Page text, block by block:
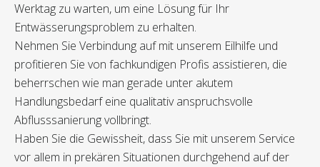
Werktag zu warten, um eine Lösung für Ihr
Entwässerungsproblem zu erhalten.
Nehmen Sie Verbindung auf mit unserem Eilhilfe und
profitieren Sie von fachkundigen Profis assistieren, die
beherrschen wie man gerade unter akutem
Handlungsbedarf eine qualitativ anspruchsvolle
Abflusssanierung vollbringt.
Haben Sie die Gewissheit, dass Sie mit unserem Service
vor allem in prekären Situationen durchgehend auf der